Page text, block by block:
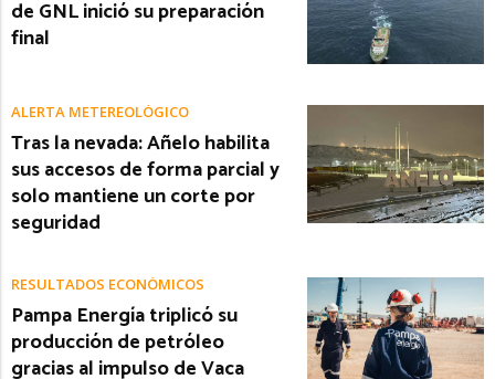
de GNL inició su preparación
final
ALERTA METEREOLÓGICO
Tras la nevada: Añelo habilita
sus accesos de forma parcial y
solo mantiene un corte por
seguridad
RESULTADOS ECONÓMICOS
Pampa Energía triplicó su
producción de petróleo
gracias al impulso de Vaca